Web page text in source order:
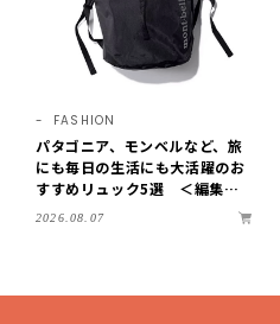
FASHION
パタゴニア、モンベルなど、旅
にも毎日の生活にも大活躍のお
すすめリュック5選 ＜編集部
セレクト＞【LEEマルシェ】
2026.08.07